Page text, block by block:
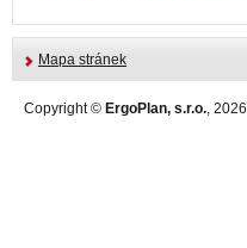
Mapa stránek
Copyright © ErgoPlan, s.r.o., 2026